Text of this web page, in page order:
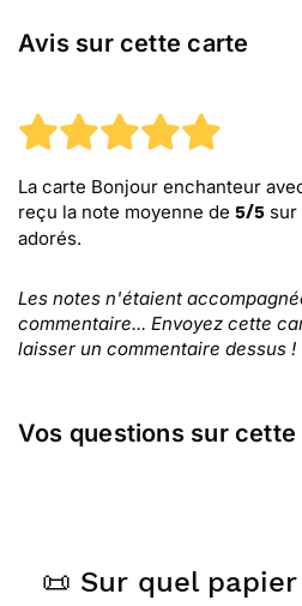
Avis sur cette carte
La carte Bonjour enchanteur
reçu la note moyenne de 5/5 sur
adorés.
Les notes n'étaient
commentaire... Envoyez cette
laisser un commentaire dessus !
Vos questions sur cette
📜 Sur quel